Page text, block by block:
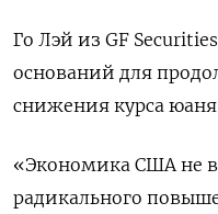
Го Лэй из GF
оснований для
снижения курса
«Экономика США не
радикального